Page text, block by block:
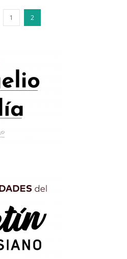
1 2